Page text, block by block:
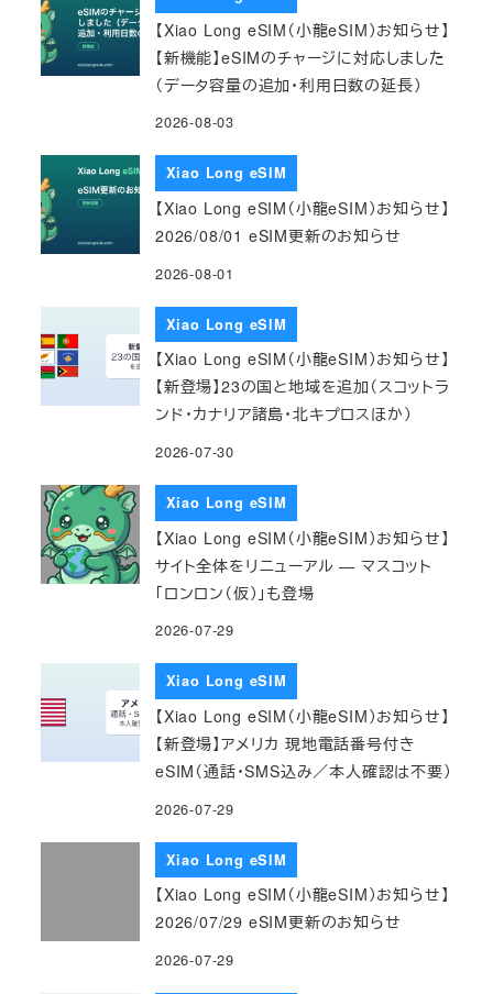
【Xiao Long eSIM（小龍eSIM）お知らせ】
【新機能】eSIMのチャージに対応しました
（データ容量の追加・利用日数の延長）
2026-08-03
Xiao Long eSIM
【Xiao Long eSIM（小龍eSIM）お知らせ】
2026/08/01 eSIM更新のお知らせ
2026-08-01
Xiao Long eSIM
【Xiao Long eSIM（小龍eSIM）お知らせ】
【新登場】23の国と地域を追加（スコットラ
ンド・カナリア諸島・北キプロスほか）
2026-07-30
Xiao Long eSIM
【Xiao Long eSIM（小龍eSIM）お知らせ】
サイト全体をリニューアル — マスコット
「ロンロン（仮）」も登場
2026-07-29
Xiao Long eSIM
【Xiao Long eSIM（小龍eSIM）お知らせ】
【新登場】アメリカ 現地電話番号付き
eSIM（通話・SMS込み／本人確認は不要）
2026-07-29
Xiao Long eSIM
【Xiao Long eSIM（小龍eSIM）お知らせ】
2026/07/29 eSIM更新のお知らせ
2026-07-29